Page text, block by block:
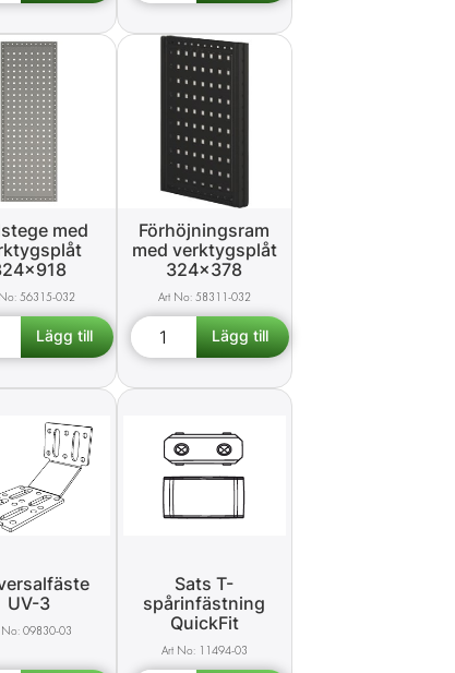
med
56315-032
Förhöjningsram
med verktygsplåt
324x378
58311-032
UV-3
09830-03
Sats T-
spårinfästning
QuickFit
11494-03